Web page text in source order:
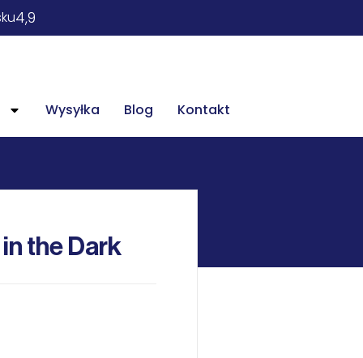
4,9
Wysyłka Blog Kontakt
the Dark